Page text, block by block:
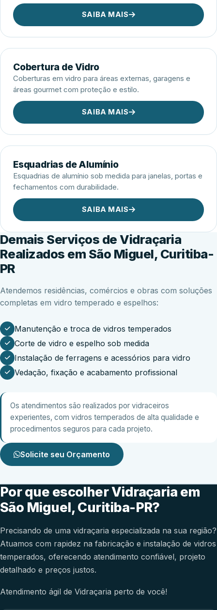
SAIBA MAIS
Cobertura de Vidro
Coberturas em vidro para áreas externas, garagens e
áreas gourmet com proteção e estilo.
SAIBA MAIS
Esquadrias de Alumínio
Esquadrias de alumínio sob medida para janelas, portas e
fechamentos com durabilidade.
SAIBA MAIS
Demais Serviços de Vidraçaria
Realizados em São Miguel, Curitiba-
PR
Atendemos residências, comércios e obras com soluções
completas em vidro temperado e espelhos:
Manutenção e troca de vidros temperados
Corte de vidro e espelho sob medida
Instalação de ferragens e acessórios para vidro
Vedação, fixação e acabamento profissional
Os atendimentos são realizados por vidraceiros
experientes, com vidros temperados de alta qualidade e
procedimentos seguros para cada projeto.
Solicite seu Orçamento
Por que escolher Vidraçaria em
São Miguel, Curitiba-PR?
Precisando de uma vidraçaria especializada na sua região?
Atuamos com rapidez na fabricação e instalação de vidros
temperados, oferecendo atendimento confiável, projeto
detalhado e preços justos.
Atendimento ágil de Vidraçaria perto de você!